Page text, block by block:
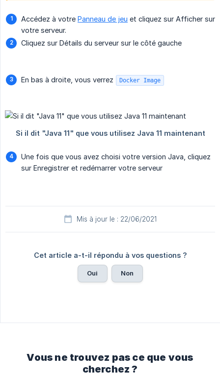
Accédez à votre Panneau de jeu et cliquez sur Afficher sur
votre serveur.
Cliquez sur Détails du serveur sur le côté gauche
En bas à droite, vous verrez Docker Image
Une fois que vous avez choisi votre version Java, cliquez
sur Enregistrer et redémarrer votre serveur
Mis à jour le : 22/06/2021
Cet article a-t-il répondu à vos questions ?
Oui Non
Vous ne trouvez pas ce que vous
cherchez ?